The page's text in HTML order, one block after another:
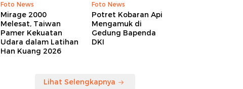
Foto News
Mirage 2000
Melesat, Taiwan
Pamer Kekuatan
Udara dalam Latihan
Han Kuang 2026
Foto News
Potret Kobaran Api
Mengamuk di
Gedung Bapenda
DKI
Lihat Selengkapnya